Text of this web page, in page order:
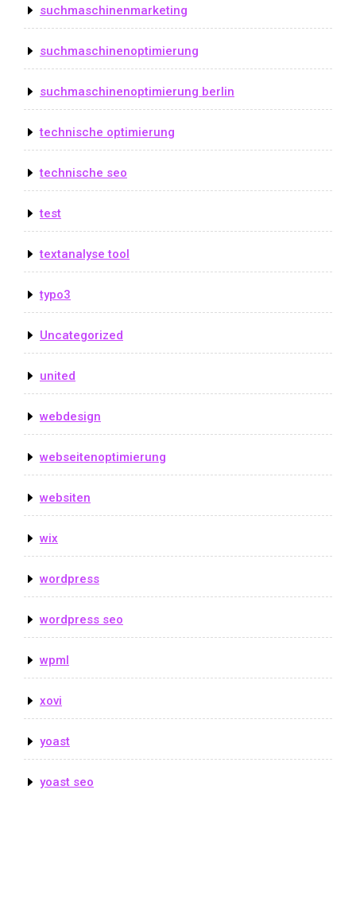
suchmaschinenmarketing
suchmaschinenoptimierung
suchmaschinenoptimierung berlin
technische optimierung
technische seo
test
textanalyse tool
typo3
Uncategorized
united
webdesign
webseitenoptimierung
websiten
wix
wordpress
wordpress seo
wpml
xovi
yoast
yoast seo